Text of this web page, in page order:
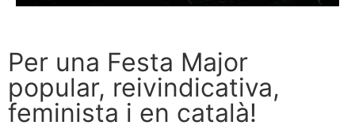
Per una Festa Major
popular, reivindicativa,
feminista i en català!